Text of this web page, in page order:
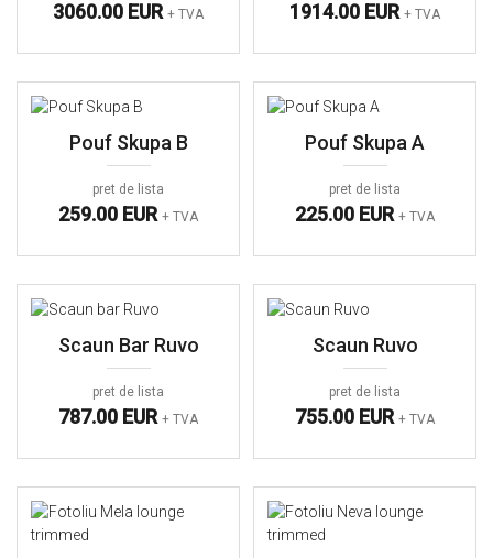
3060.00 EUR + TVA 1914.00 EUR + TVA
Pouf Skupa B
pret de lista
259.00 EUR + TVA
Pouf Skupa A
pret de lista
225.00 EUR + TVA
Scaun Bar Ruvo
pret de lista
787.00 EUR + TVA
Scaun Ruvo
pret de lista
755.00 EUR + TVA